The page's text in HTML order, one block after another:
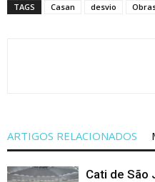
TAGS Casan desvio
ARTIGOS RELACIONADOS
Cati de São